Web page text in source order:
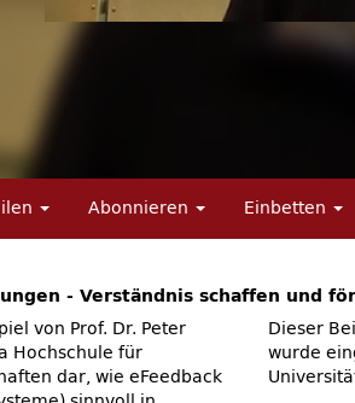
Abonnieren Einbetten
- Verständnis schaffen und
von Prof. Dr. Peter
Hochschule für
dar, wie eFeedback
Dieser
wurde